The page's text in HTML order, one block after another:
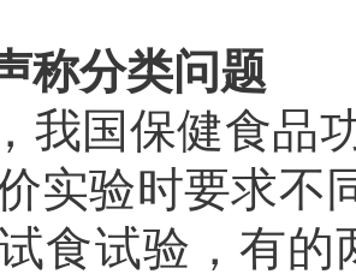
称分类问题
我国保健食品
实验时要求不
食试验，有的